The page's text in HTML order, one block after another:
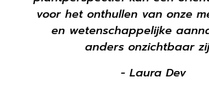
voor het onthullen van onze
en wetenschappelijke
anders onzichtbaar
- Laura Dev